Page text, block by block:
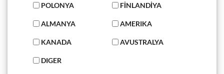
POLONYA FİNLANDİYA
ALMANYA AMERIKA
KANADA AVUSTRALYA
DIGER